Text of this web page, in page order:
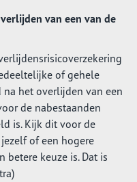
van een van de
of gehele
het overlijden van een
de nabestaanden
is. Kijk dit voor de
of een hogere
keuze is. Dat is